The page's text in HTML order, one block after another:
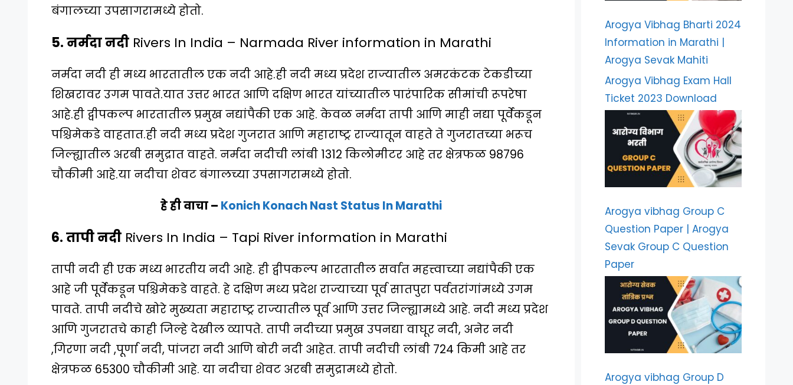
बंगालच्या उपसागरामध्ये होतो.
5. नर्मदा नदी Rivers In India – Narmada River information in Marathi
नर्मदा नदी ही मध्य भारतातील एक नदी आहे.ही नदी मध्य प्रदेश राज्यातील अमरकंटक टेकडीच्या
शिखरावर उगम पावते.यात उत्तर भारत आणि दक्षिण भारत यांच्यातील पारंपारिक सीमांची रूपरेषा
आहे.ही द्वीपकल्प भारतातील प्रमुख नद्यांपैकी एक आहे. केवळ नर्मदा तापी आणि माही नद्या पूर्वेकडून
पश्चिमेकडे वाहतात.ही नदी मध्य प्रदेश गुजरात आणि महाराष्ट्र राज्यातून वाहते ते गुजरातच्या भरूच
जिल्ह्यातील अरबी समुद्रात वाहते. नर्मदा नदीची लांबी 1312 किलोमीटर आहे तर क्षेत्रफळ 98796
चौकीमी आहे.या नदीचा शेवट बंगालच्या उपसागरामध्ये होतो.
हे ही वाचा – Konich Konach Nast Status In Marathi
6. तापी नदी Rivers In India – Tapi River information in Marathi
तापी नदी ही एक मध्य भारतीय नदी आहे. ही द्वीपकल्प भारतातील सर्वात महत्त्वाच्या नद्यांपैकी एक
आहे जी पूर्वेकडून पश्चिमेकडे वाहते. हे दक्षिण मध्य प्रदेश राज्याच्या पूर्व सातपुरा पर्वतरांगांमध्ये उगम
पावते. तापी नदीचे खोरे मुख्यता महाराष्ट्र राज्यातील पूर्व आणि उत्तर जिल्ह्यामध्ये आहे. नदी मध्य प्रदेश
आणि गुजरातचे काही जिल्हे देखील व्यापते. तापी नदीच्या प्रमुख उपनद्या वाघूर नदी, अनेर नदी
,गिरणा नदी ,पूर्णा नदी, पांजरा नदी आणि बोरी नदी आहेत. तापी नदीची लांबी 724 किमी आहे तर
क्षेत्रफळ 65300 चौकीमी आहे. या नदीचा शेवट अरबी समुद्रामध्ये होतो.
Arogya Vibhag Bharti 2024
Information in Marathi |
Arogya Sevak Mahiti
Arogya Vibhag Exam Hall
Ticket 2023 Download
Arogya vibhag Group C
Question Paper | Arogya
Sevak Group C Question
Paper
Arogya vibhag Group D